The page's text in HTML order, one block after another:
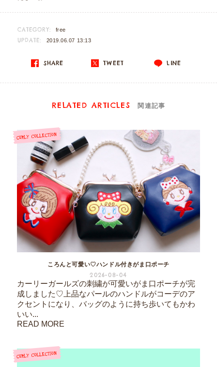
CATEGORY: free
UPDATE: 2019.06.07 13:13
SHARE TWEET LINE
RELATED ARTICLES 関連記事
ころんと可愛い♡ハンドル付きがま口ポーチ
2026-08-04
カーリーガールズの刺繍が可愛いがま口ポーチが完
成しました♡上品なパールのハンドルがコーデのア
クセントになり、バッグのように持ち歩いてもかわ
いい...
READ MORE